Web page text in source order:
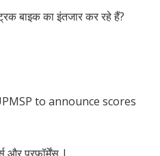
बाइक का इंतजार कर रहे हैं?
to announce scores